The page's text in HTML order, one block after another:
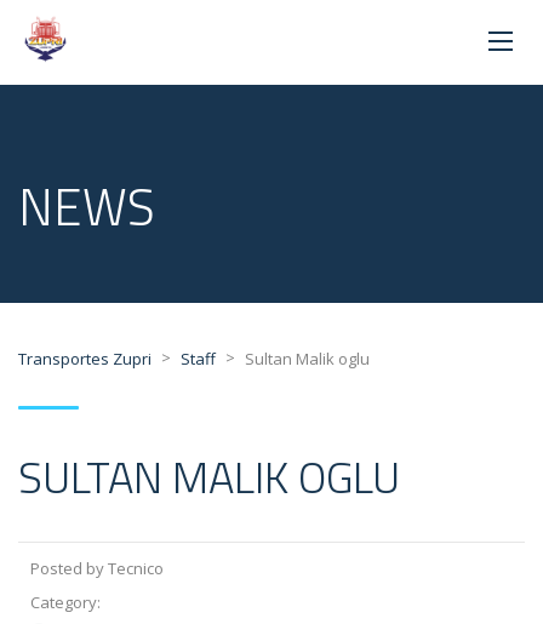
NEWS
Transportes Zupri > Staff > Sultan Malik oglu
SULTAN MALIK OGLU
Posted by Tecnico
Category: